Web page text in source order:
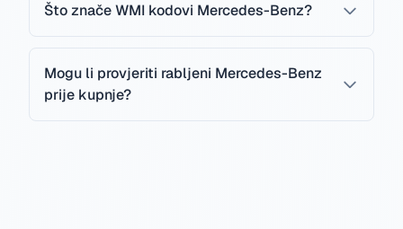
Što znače WMI kodovi Mercedes-Benz?
Mogu li provjeriti rabljeni Mercedes-Benz
prije kupnje?